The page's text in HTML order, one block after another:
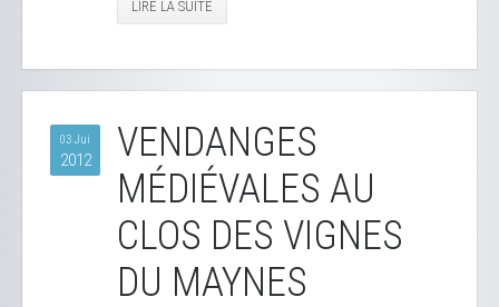
LIRE LA SUITE
03 Jui
2012
VENDANGES
MÉDIÉVALES AU
CLOS DES VIGNES
DU MAYNES